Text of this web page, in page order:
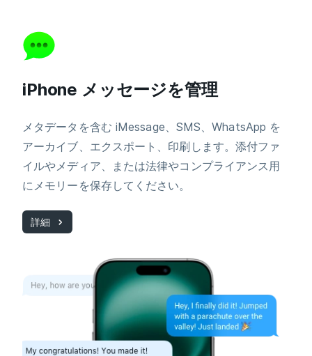
iPhone メッセージを管理
メタデータを含む iMessage、SMS、WhatsApp を
アーカイブ、エクスポート、印刷します。添付ファ
イルやメディア、または法律やコンプライアンス用
にメモリーを保存してください。
詳細